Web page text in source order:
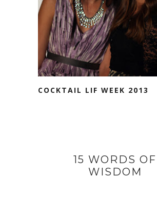
COCKTAIL LIF WEEK 2013
15 WORDS OF
WISDOM